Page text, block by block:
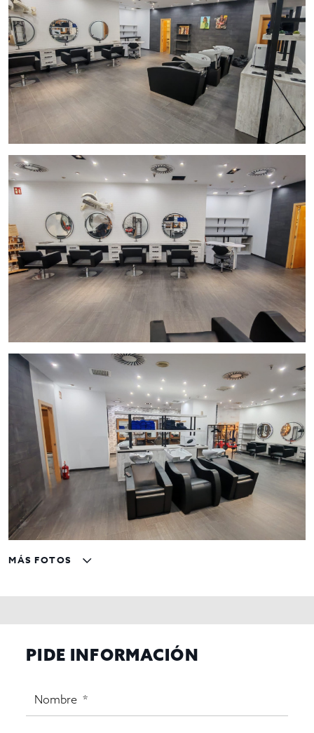
zona de barbería totalmente equipada y moderna con tres
servicios completos y a la izquierda haciendo una L la zona
de peluquería con ocho tocadores cómodos y modernos.
También dispone de un tocador infantil. La parte frontal
consta de una estantería preciosa con almacenamiento,
exposición y preparación de producto. Separando espacios
tenemos estanterías de exposición y una gran superficie
central despejada que da amplitud al salón.
No podemos olvidar a todo ello el aseo correspondiente
totalmente decorado y una zona de lavandería separada por
una puerta intermedia que reduce el impacto sonoro.
La estancia esta totalmente climatizada.
Con una clientela fija y fidelizada así como una facturación.
Nos brinda la oportunidad de
nvertir
en el sector o
emprender en un lugar privilegiado dentro de un gran
centro comercial.
Traspaso (Venta de Mobiliario, enseres, utensilios, etc.). de
59.000 €.
Alquiler sujeto a facturación.
Si quieres invertir en un negocio rentable o te apasiona la
escapar esta oportunidad de negocio que te brinda esta
peluquería con múltiples opciones. No lo dudes un instante
y ponte en contacto con nosotros y pídenos cita para que
podamos mostrártela sin compromiso.
MÁS FOTOS
PIDE INFORMACIÓN